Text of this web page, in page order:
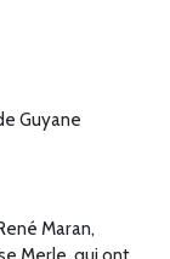
Guyane
Maran,